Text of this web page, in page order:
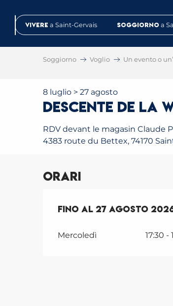
contenuVivere a Saint-Gervais Soggiorno a
Soggiorno Voglio Un evento o
8 luglio > 27 agosto
Descente de la
RDV devant le magasin Claude
4383 route du Bettex, 74170
Orari
Dal8 luglio 2026al
Fino al 27 agosto
Mercoledì 17:30 -